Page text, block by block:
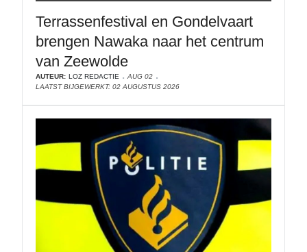
Terrassenfestival en Gondelvaart
brengen Nawaka naar het centrum
van Zeewolde
AUTEUR: LOZ REDACTIE
AUG 02
LAATST BIJGEWERKT: 02 AUGUSTUS 2026